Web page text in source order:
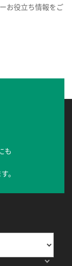
お役立ち情報をご
も
。